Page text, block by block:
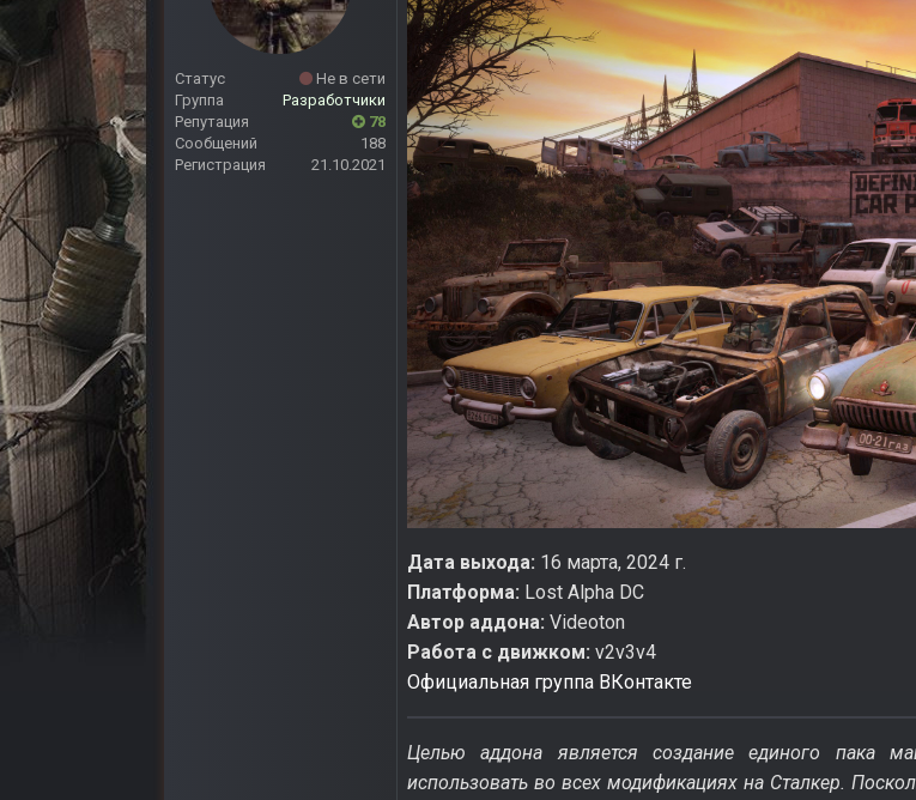
Статус
Не в сети
Группа
Разработчики
Репутация
78
Сообщений
188
Регистрация
21.10.2021
Дата выхода: 16 марта, 2024 г.
Платформа: Lost Alpha DC
Автор аддона: Videoton
Работа с движком: v2v3v4
Официальная группа ВКонтакте
Целью аддона является создание единого пака
использовать во всех модификациях на Сталкер.